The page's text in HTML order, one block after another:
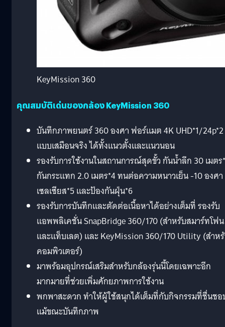
KeyMission 360
คุณสมบัติเด่นของกล้อง KeyMission 360
บันทึกภาพยนตร์ 360 องศา ฟอร์แมต 4K UHD*1/24p*2
แบบเสมือนจริง ได้ทั้งแนวตั้งและแนวนอน
รองรับการใช้งานในสถานการณ์สุดขั้ว กันน้ำลึก 30 เมตร
กันกระแทก 2.0 เมตร*4 ทนต่อความหนาวเย็น -10 องศา
เซลเซียส*5 และป้องกันฝุ่น*6
รองรับการบันทึกและตัดต่อเนื้อหาได้อย่างเต็มที่ รองรับ
แอพพลิเคชั่น SnapBridge 360/170 (สำหรับสมาร์ทโฟน
และแท็บเลต) และ KeyMission 360/170 Utility (สำห
คอมพิวเตอร์)
มาพร้อมอุปกรณ์เสริมสำหรับกล้องรุ่นนี้โดยเฉพาะอีก
มากมายที่ช่วยเพิ่มศักยภาพการใช้งาน
พกพาสะดวก ทำให้ผู้ใช้สนุกได้เต็มที่กับกิจกรรมที่ชื่นช
แม้ขณะบันทึกภาพ